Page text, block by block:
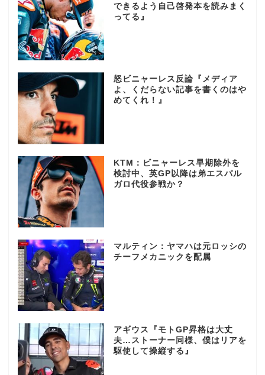
できるよう自己啓発本を読みまく
ってる』
怒ビニャーレス反論『メディア
よ、くだらない記事を書くのはや
めてくれ！』
KTM：ビニャーレス早期除外を
検討中、英GP以降は弟エスパル
ガロ代役参戦か？
マルティン：ヤマハは元ロッシの
チーフメカニックを配属
アギウス『モトGP昇格は大丈
夫…ストーナー同様、僕はリアを
駆使して操縦する』